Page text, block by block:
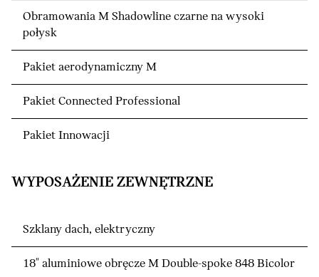
Obramowania M Shadowline czarne na wysoki
połysk
Pakiet aerodynamiczny M
Pakiet Connected Professional
Pakiet Innowacji
WYPOSAŻENIE ZEWNĘTRZNE
Szklany dach, elektryczny
18" aluminiowe obręcze M Double-spoke 848 Bicolor